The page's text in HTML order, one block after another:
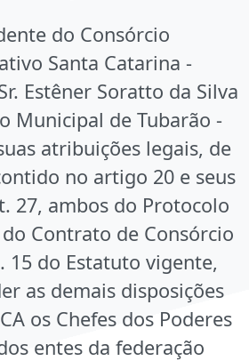
do Consórcio
Santa Catarina -
Estêner Soratto da Silva
Municipal de Tubarão -
atribuições legais, de
no artigo 20 e seus
27, ambos do Protocolo
Contrato de Consórcio
15 do Estatuto vigente,
as demais disposições
os Chefes dos Poderes
entes da federação